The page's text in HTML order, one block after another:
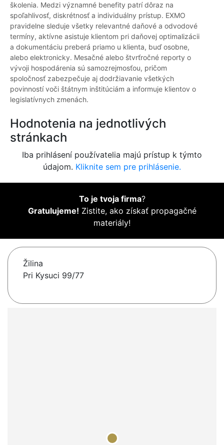
školenia. Medzi významné benefity patrí dôraz na
spoľahlivosť, diskrétnosť a individuálny prístup. EXMO
pravidelne sleduje všetky relevantné daňové a odvodové
termíny, aktívne asistuje klientom pri daňovej optimalizácii
a dokumentáciu preberá priamo u klienta, buď osobne,
alebo elektronicky. Mesačné alebo štvrťročné reporty o
vývoji hospodárenia sú samozrejmosťou, pričom
spoločnosť zabezpečuje aj dodržiavanie všetkých
povinností voči štátnym inštitúciám a informuje klientov o
legislatívnych zmenách.
Hodnotenia na jednotlivých
stránkach
Iba prihlásení používatelia majú prístup k týmto
údajom. Kliknite sem pre prihlásenie.
To je tvoja firma?
Gratulujeme! Zistite, ako získať propagačné
materiály!
Žilina
Pri Kysuci 99/77